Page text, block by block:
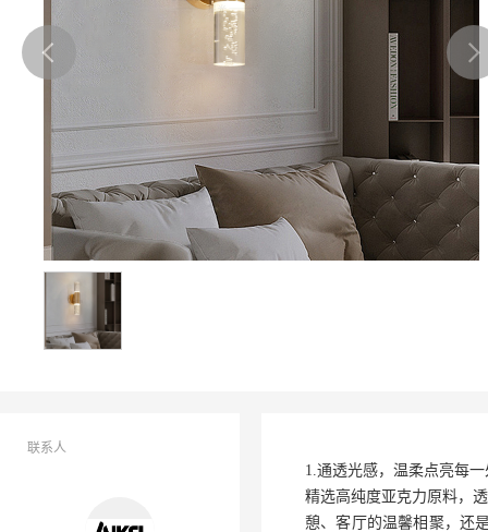
联系人
1.通透光感，温柔点亮每一
精选高纯度亚克力原料，
憩、客厅的温馨相聚，还